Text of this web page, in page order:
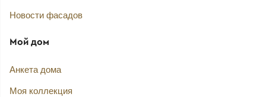
Новости фасадов
Мой дом
Анкета дома
Моя коллекция